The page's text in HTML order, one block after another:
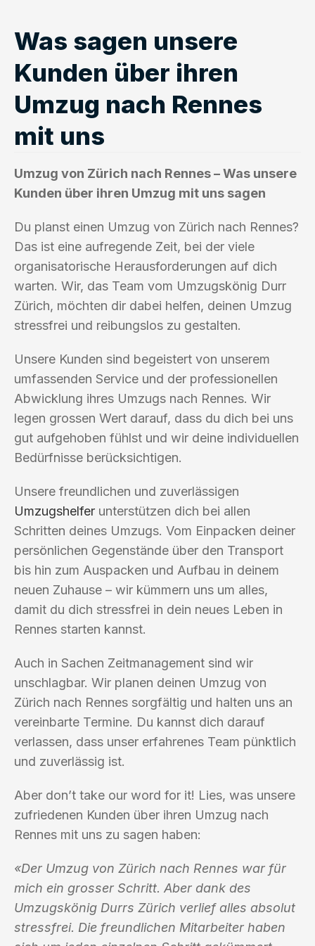
Was sagen unsere
Kunden über ihren
Umzug nach Rennes
mit uns
Umzug von Zürich nach Rennes – Was unsere
Kunden über ihren Umzug mit uns sagen
Du planst einen Umzug von Zürich nach Rennes?
Das ist eine aufregende Zeit, bei der viele
organisatorische Herausforderungen auf dich
warten. Wir, das Team vom Umzugskönig Durr
Zürich, möchten dir dabei helfen, deinen Umzug
stressfrei und reibungslos zu gestalten.
Unsere Kunden sind begeistert von unserem
umfassenden Service und der professionellen
Abwicklung ihres Umzugs nach Rennes. Wir
legen grossen Wert darauf, dass du dich bei uns
gut aufgehoben fühlst und wir deine individuellen
Bedürfnisse berücksichtigen.
Unsere freundlichen und zuverlässigen
Umzugshelfer unterstützen dich bei allen
Schritten deines Umzugs. Vom Einpacken deiner
persönlichen Gegenstände über den Transport
bis hin zum Auspacken und Aufbau in deinem
neuen Zuhause – wir kümmern uns um alles,
damit du dich stressfrei in dein neues Leben in
Rennes starten kannst.
Auch in Sachen Zeitmanagement sind wir
unschlagbar. Wir planen deinen Umzug von
Zürich nach Rennes sorgfältig und halten uns an
vereinbarte Termine. Du kannst dich darauf
verlassen, dass unser erfahrenes Team pünktlich
und zuverlässig ist.
Aber don’t take our word for it! Lies, was unsere
zufriedenen Kunden über ihren Umzug nach
Rennes mit uns zu sagen haben:
«Der Umzug von Zürich nach Rennes war für
mich ein grosser Schritt. Aber dank des
Umzugskönig Durrs Zürich verlief alles absolut
stressfrei. Die freundlichen Mitarbeiter haben